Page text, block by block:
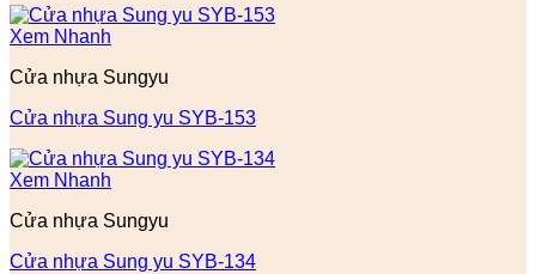
Xem Nhanh
Cửa nhựa Sungyu
Cửa nhựa Sung yu SYB-153
Xem Nhanh
Cửa nhựa Sungyu
Cửa nhựa Sung yu SYB-134